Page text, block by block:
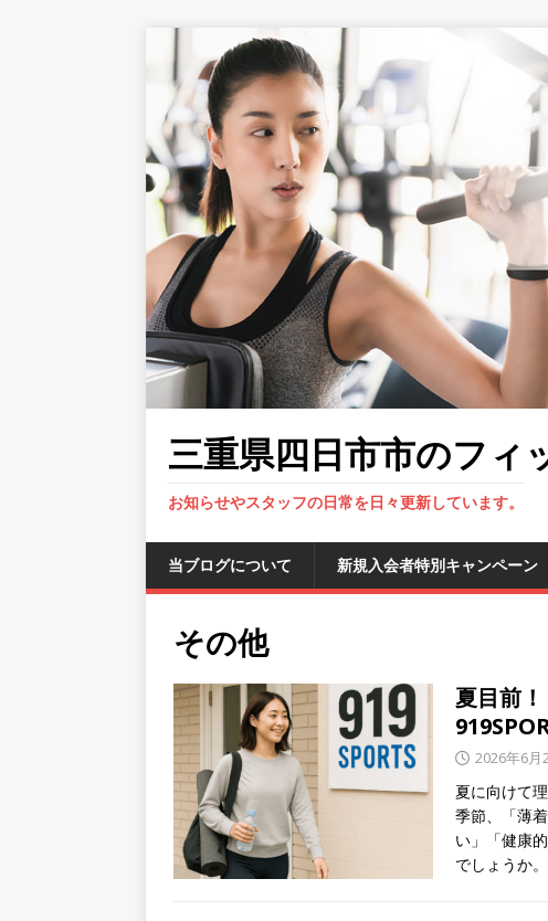
三重県四日市市のフィ
お知らせやスタッフの日常を日々更新しています。
当ブログについて 新規入会者特別キャンペーン
その他
夏目前
2026年6月
夏に向けて
季節、「薄
い」「健康
でしょうか